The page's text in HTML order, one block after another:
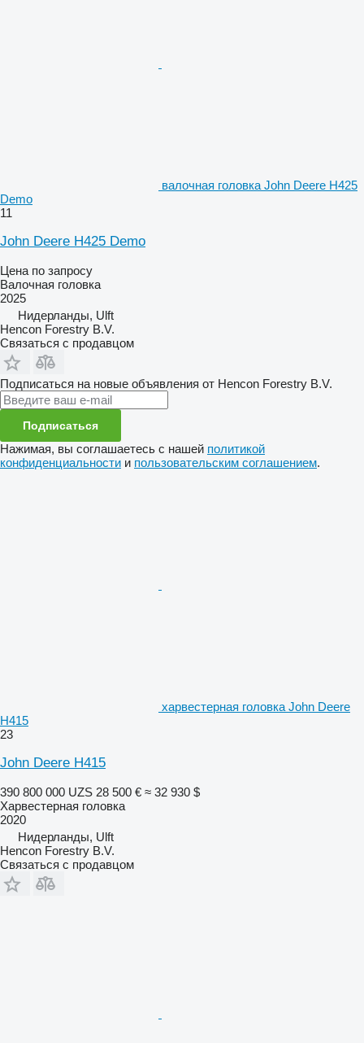
валочная головка John Deere H425
Demo
11
John Deere H425 Demo
Цена по запросу
Валочная головка
2025
Нидерланды, Ulft
Hencon Forestry B.V.
Связаться с продавцом
Подписаться на новые объявления от Hencon Forestry B.V.
Подписаться
Нажимая, вы соглашаетесь с нашей политикой
конфиденциальности и пользовательским соглашением.
харвестерная головка John Deere
H415
23
John Deere H415
390 800 000 UZS 28 500 € ≈ 32 930 $
Харвестерная головка
2020
Нидерланды, Ulft
Hencon Forestry B.V.
Связаться с продавцом